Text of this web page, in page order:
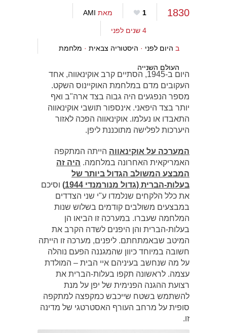
1830
AMI
היום לפני·היסטוריה צבאית·מלחמת
העולם השנייה
היום ב-1945, הסתיים קרב אוקינאווה, אחד
העקובים מדם במלחמת האוקיינוס השקט.
מספר הנפגעים היה גבוה בצד ארה"ב ואף
יותר בצד היפאני. אינספור תושבי אוקינאווה
התאבדו או נעלמו. אוקינאווה הפכה לאזור
היערכות לפלישה מתוכננת ליפן.
המערכה על אוקינאווההייתה המתקפה
האמריקאית האחרונה במלחמה.היה זה
המבצע המשולב הגדול ביותר של
בעלות-הברית (גדול מנורמנדי 1944)
וסיכם
את כלל הלקחים שנלמדו ע"י שני הצדדים
במבצעים משולבים קודמים בשלוש שנות
המלחמה שעברו. במערכה זו הביאו הן
בעלות-הברית והן היפנים לשדה הקרב את
המיטב שבאמתחתם. ליפנים, מערכה זו הייתה
חשובה במיוחד כיוון שהמגננה הפעם נוהלה
על מה שנחשב בעיניהם איי הבית – המולדת
עצמה. לראשונה תקפו בעלות-הברית את
רצועת ההגנה הפנימית של יפן על מנת
להשתמש בשטח שייכבש כמקפצה למתקפה
סופית על מרחב העורף האסטרטגי של מדינה